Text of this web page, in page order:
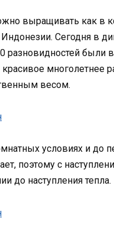
выращивать как в
Сегодня в
разновидностей
многолетнее
весом.
условиях и до
поэтому с
до наступления тепла.